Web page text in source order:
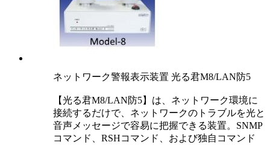
ネットワーク警報表示装置 光る君M8/LAN防5
【光る君M8/LAN防5】は、ネットワーク環境に
接続するだけで、ネットワークのトラブルを光と
音声メッセージで容易に把握できる装置。SNMP
コマンド、RSHコマンド、および独自コマンド